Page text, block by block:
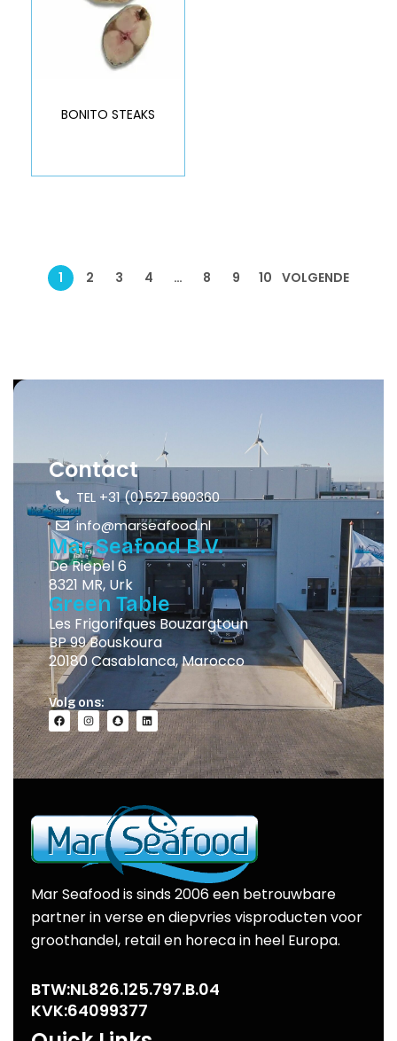
BONITO STEAKS
1 2 3 4 … 8 9 10 VOLGENDE
Contact
TEL +31 (0)527 690360
info@marseafood.nl
Mar Seafood B.V.
De Riepel 6
8321 MR, Urk
Green Table
Les Frigorifques Bouzargtoun
BP 99 Bouskoura
20180 Casablanca, Marocco
Volg ons:
Mar Seafood is sinds 2006 een betrouwbare
partner in verse en diepvries visproducten voor
groothandel, retail en horeca in heel Europa.
BTW:NL826.125.797.B.04
KVK:64099377